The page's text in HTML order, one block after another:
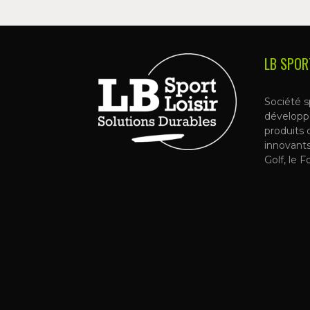
LB
Société
produits
Golf, le